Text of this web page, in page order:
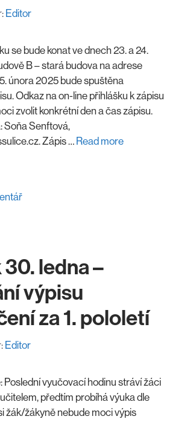
Editor
se bude konat ve dnech 23. a 24.
B – stará budova na adrese
února 2025 bude spuštěna
Odkaz na on-line přihlášku k zápisu
zvolit konkrétní den a čas zápisu.
Soňa Senftová,
Zápis … Read more
ledna –
výpisu
za 1. pololetí
Editor
Poslední vyučovací hodinu stráví žáci
předtím probíhá výuka dle
žák/žákyně nebude moci výpis